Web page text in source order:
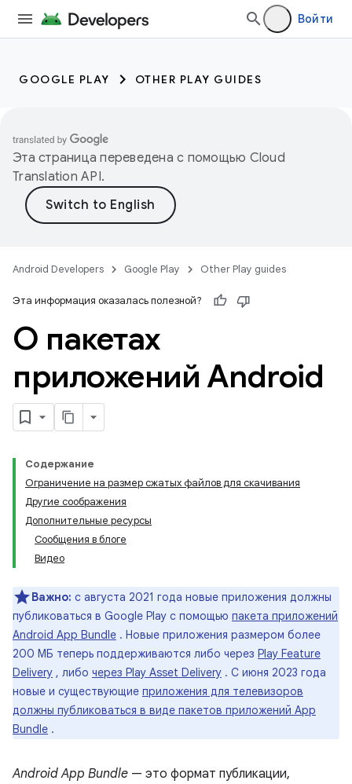
Войти
GOOGLE PLAY OTHER PLAY GUIDES
Эта страница переведена с помощью Cloud
Translation API.
Android Developers Google Play Other Play guides
Эта информация оказалась полезной?
О пакетах
приложений Android
Содержание
Ограничение на размер сжатых файлов для скачивания
Другие соображения
Дополнительные ресурсы
Сообщения в блоге
Видео
Важно: с августа 2021 года новые приложения должны
публиковаться в Google Play с помощью пакета приложений
Android App Bundle . Новые приложения размером более
200 МБ теперь поддерживаются либо через Play Feature
Delivery , либо через Play Asset Delivery . С июня 2023 года
новые и существующие приложения для телевизоров
должны публиковаться в виде пакетов приложений App
Bundle .
Android App Bundle — это формат публикации,